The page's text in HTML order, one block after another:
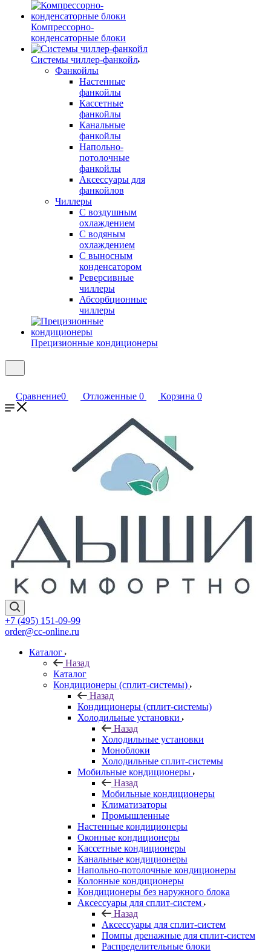
Компрессорно-
конденсаторные блоки
Системы чиллер-фанкойл
Фанкойлы
Настенные
фанкойлы
Кассетные
фанкойлы
Канальные
фанкойлы
Напольно-
потолочные
фанкойлы
Аксессуары для
фанкойлов
Чиллеры
С воздушным
охлаждением
С водяным
охлаждением
С выносным
конденсатором
Реверсивные
чиллеры
Абсорбционные
чиллеры
Прецизионные кондиционеры
Сравнение0 Отложенные 0 Корзина 0
+7 (495) 151-09-99
order@cc-online.ru
Каталог
Назад
Каталог
Кондиционеры (сплит-системы)
Назад
Кондиционеры (сплит-системы)
Холодильные установки
Назад
Холодильные установки
Моноблоки
Холодильные сплит-системы
Мобильные кондиционеры
Назад
Мобильные кондиционеры
Климатизаторы
Промышленные
Настенные кондиционеры
Оконные кондиционеры
Кассетные кондиционеры
Канальные кондиционеры
Напольно-потолочные кондиционеры
Колонные кондиционеры
Кондиционеры без наружного блока
Аксессуары для сплит-систем
Назад
Аксессуары для сплит-систем
Помпы дренажные для сплит-систем
Распределительные блоки